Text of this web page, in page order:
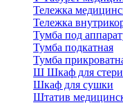
Тележка
Тележка
Тумба под
Тумба подкатная
Тумба
Ш Шкаф для
Шкаф для сушки
Штатив